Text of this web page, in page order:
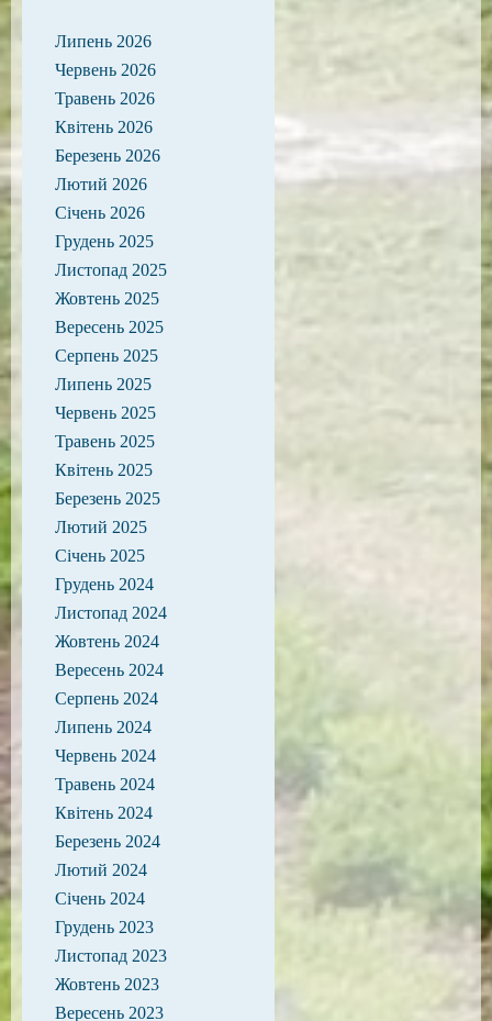
Липень 2026
Червень 2026
Травень 2026
Квітень 2026
Березень 2026
Лютий 2026
Січень 2026
Грудень 2025
Листопад 2025
Жовтень 2025
Вересень 2025
Серпень 2025
Липень 2025
Червень 2025
Травень 2025
Квітень 2025
Березень 2025
Лютий 2025
Січень 2025
Грудень 2024
Листопад 2024
Жовтень 2024
Вересень 2024
Серпень 2024
Липень 2024
Червень 2024
Травень 2024
Квітень 2024
Березень 2024
Лютий 2024
Січень 2024
Грудень 2023
Листопад 2023
Жовтень 2023
Вересень 2023